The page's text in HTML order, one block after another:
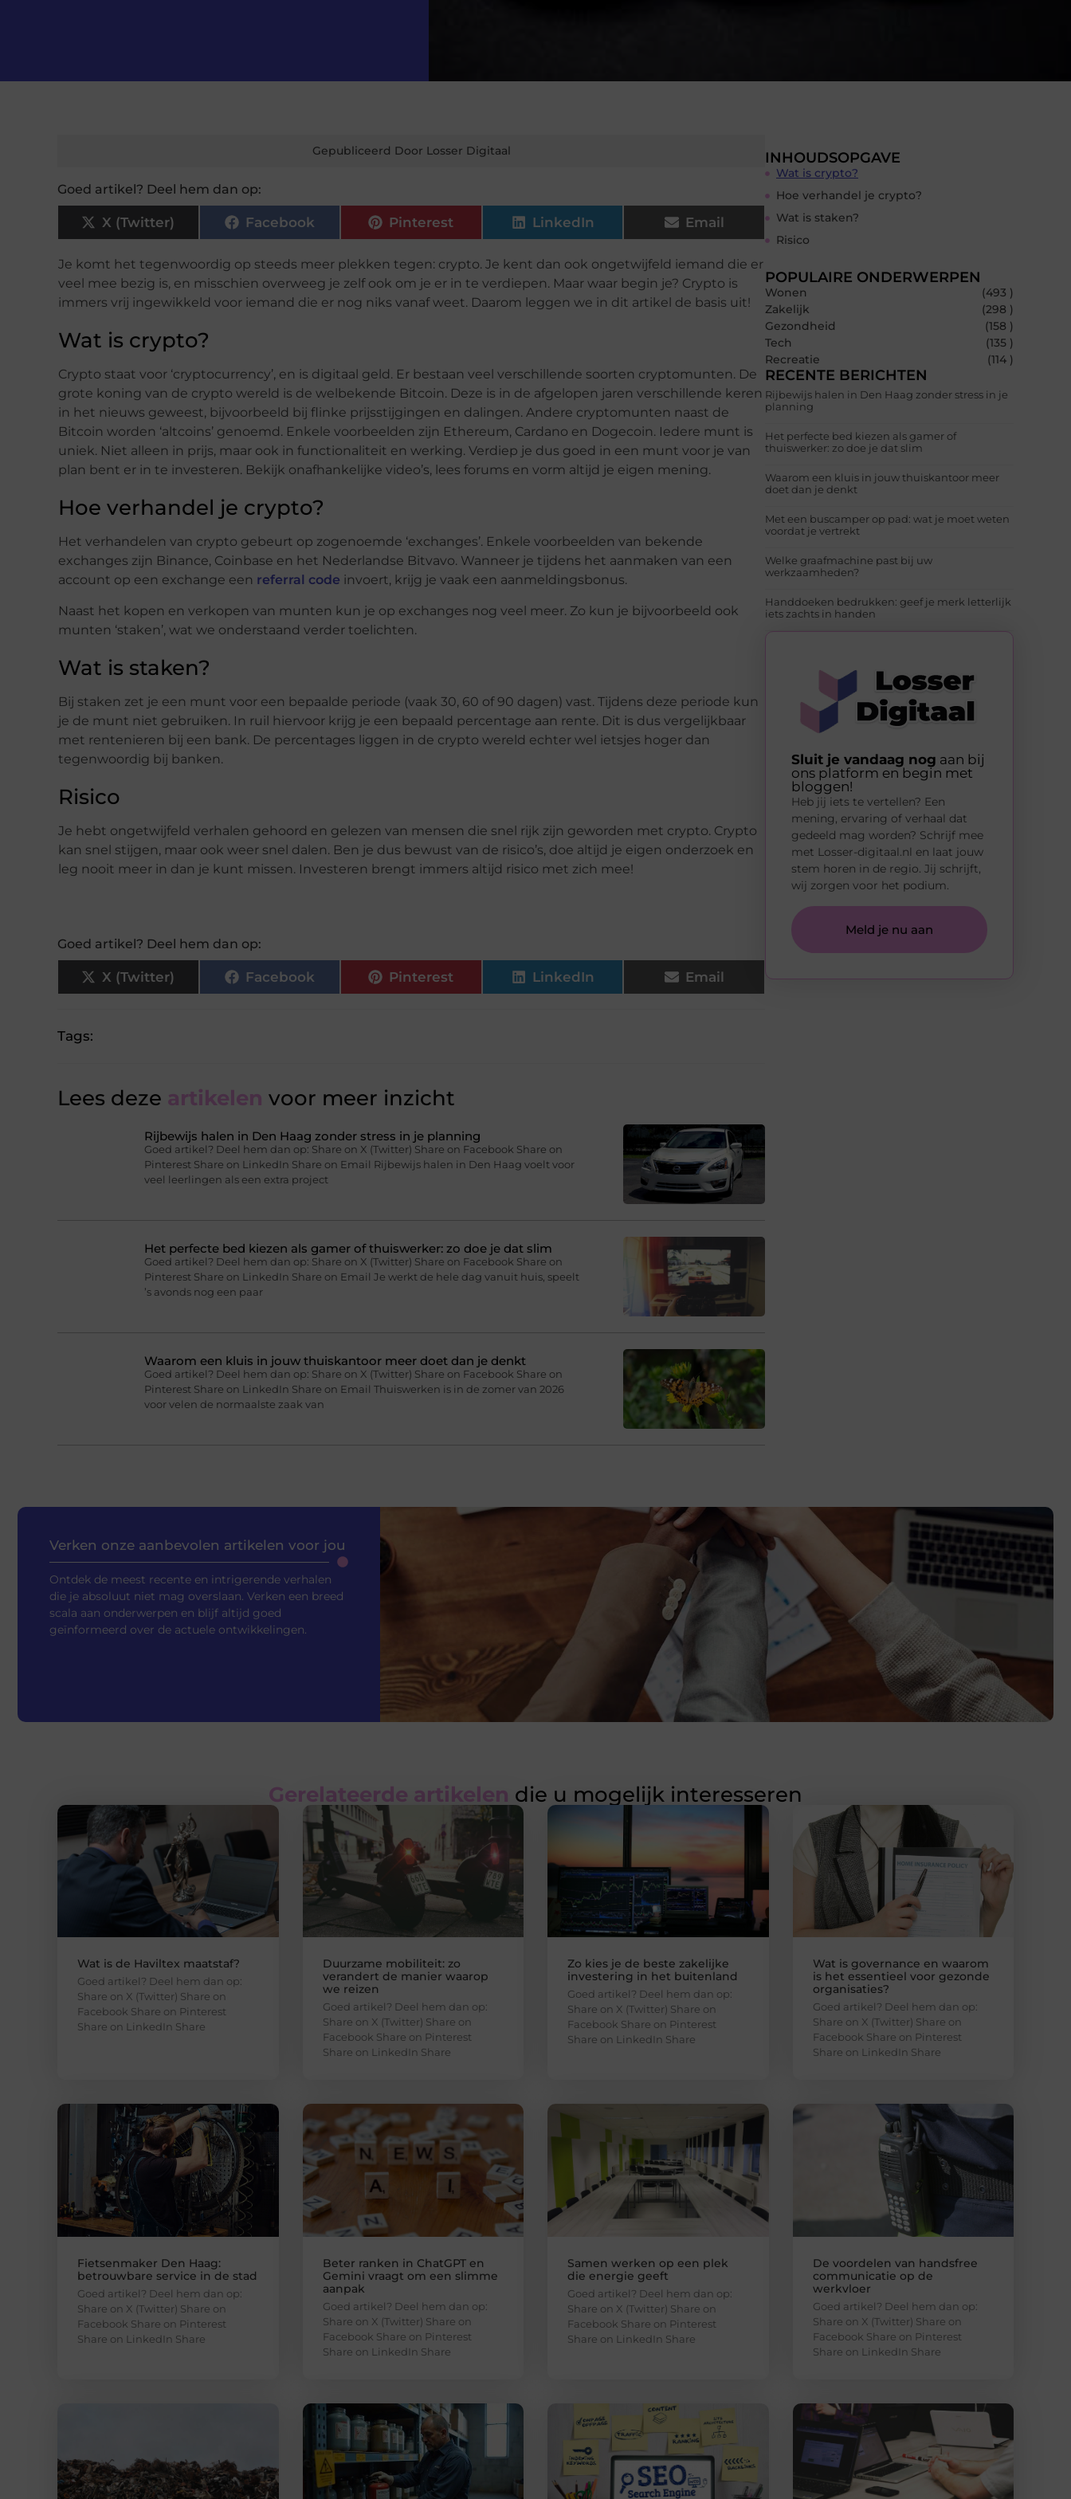
Gepubliceerd Door Losser Digitaal
Goed artikel? Deel hem dan op:
X (Twitter) Facebook Pinterest LinkedIn Email
Je komt het tegenwoordig op steeds meer plekken tegen: crypto. Je kent dan ook ongetwijfeld iemand die er
veel mee bezig is, en misschien overweeg je zelf ook om je er in te verdiepen. Maar waar begin je? Crypto is
immers vrij ingewikkeld voor iemand die er nog niks vanaf weet. Daarom leggen we in dit artikel de basis uit!
Wat is crypto?
Crypto staat voor ‘cryptocurrency’, en is digitaal geld. Er bestaan veel verschillende soorten cryptomunten. De
grote koning van de crypto wereld is de welbekende Bitcoin. Deze is in de afgelopen jaren verschillende keren
in het nieuws geweest, bijvoorbeeld bij flinke prijsstijgingen en dalingen. Andere cryptomunten naast de
Bitcoin worden ‘altcoins’ genoemd. Enkele voorbeelden zijn Ethereum, Cardano en Dogecoin. Iedere munt is
uniek. Niet alleen in prijs, maar ook in functionaliteit en werking. Verdiep je dus goed in een munt voor je van
plan bent er in te investeren. Bekijk onafhankelijke video’s, lees forums en vorm altijd je eigen mening.
Hoe verhandel je crypto?
Het verhandelen van crypto gebeurt op zogenoemde ‘exchanges’. Enkele voorbeelden van bekende
exchanges zijn Binance, Coinbase en het Nederlandse Bitvavo. Wanneer je tijdens het aanmaken van een
account op een exchange een referral code invoert, krijg je vaak een aanmeldingsbonus.
Naast het kopen en verkopen van munten kun je op exchanges nog veel meer. Zo kun je bijvoorbeeld ook
munten ‘staken’, wat we onderstaand verder toelichten.
Wat is staken?
Bij staken zet je een munt voor een bepaalde periode (vaak 30, 60 of 90 dagen) vast. Tijdens deze periode kun
je de munt niet gebruiken. In ruil hiervoor krijg je een bepaald percentage aan rente. Dit is dus vergelijkbaar
met rentenieren bij een bank. De percentages liggen in de crypto wereld echter wel ietsjes hoger dan
tegenwoordig bij banken.
Risico
Je hebt ongetwijfeld verhalen gehoord en gelezen van mensen die snel rijk zijn geworden met crypto. Crypto
kan snel stijgen, maar ook weer snel dalen. Ben je dus bewust van de risico’s, doe altijd je eigen onderzoek en
leg nooit meer in dan je kunt missen. Investeren brengt immers altijd risico met zich mee!
Goed artikel? Deel hem dan op:
X (Twitter) Facebook Pinterest LinkedIn Email
Tags:
Lees deze artikelen voor meer inzicht
Rijbewijs halen in Den Haag zonder stress in je planning
Goed artikel? Deel hem dan op: Share on X (Twitter) Share on Facebook Share on
Pinterest Share on LinkedIn Share on Email Rijbewijs halen in Den Haag voelt voor
veel leerlingen als een extra project
Het perfecte bed kiezen als gamer of thuiswerker: zo doe je dat slim
Goed artikel? Deel hem dan op: Share on X (Twitter) Share on Facebook Share on
Pinterest Share on LinkedIn Share on Email Je werkt de hele dag vanuit huis, speelt
’s avonds nog een paar
Waarom een kluis in jouw thuiskantoor meer doet dan je denkt
Goed artikel? Deel hem dan op: Share on X (Twitter) Share on Facebook Share on
Pinterest Share on LinkedIn Share on Email Thuiswerken is in de zomer van 2026
voor velen de normaalste zaak van
INHOUDSOPGAVE
Wat is crypto?
Hoe verhandel je crypto?
Wat is staken?
Risico
POPULAIRE ONDERWERPEN
Wonen
(493 )
Zakelijk
(298 )
Gezondheid
(158 )
Tech
(135 )
Recreatie
(114 )
RECENTE BERICHTEN
Rijbewijs halen in Den Haag zonder stress in je
planning
Het perfecte bed kiezen als gamer of
thuiswerker: zo doe je dat slim
Waarom een kluis in jouw thuiskantoor meer
doet dan je denkt
Met een buscamper op pad: wat je moet weten
voordat je vertrekt
Welke graafmachine past bij uw
werkzaamheden?
Handdoeken bedrukken: geef je merk letterlijk
iets zachts in handen
Sluit je vandaag nog aan bij
ons platform en begin met
bloggen!
Heb jij iets te vertellen? Een
mening, ervaring of verhaal dat
gedeeld mag worden? Schrijf mee
met Losser-digitaal.nl en laat jouw
stem horen in de regio. Jij schrijft,
wij zorgen voor het podium.
Meld je nu aan
Verken onze aanbevolen artikelen voor jou
Ontdek de meest recente en intrigerende verhalen
die je absoluut niet mag overslaan. Verken een breed
scala aan onderwerpen en blijf altijd goed
geïnformeerd over de actuele ontwikkelingen.
Gerelateerde artikelen die u mogelijk interesseren
Wat is de Haviltex maatstaf?
Goed artikel? Deel hem dan op:
Share on X (Twitter) Share on
Facebook Share on Pinterest
Share on LinkedIn Share
Duurzame mobiliteit: zo
verandert de manier waarop
we reizen
Goed artikel? Deel hem dan op:
Share on X (Twitter) Share on
Facebook Share on Pinterest
Share on LinkedIn Share
Zo kies je de beste zakelijke
investering in het buitenland
Goed artikel? Deel hem dan op:
Share on X (Twitter) Share on
Facebook Share on Pinterest
Share on LinkedIn Share
Wat is governance en waarom
is het essentieel voor gezonde
organisaties?
Goed artikel? Deel hem dan op:
Share on X (Twitter) Share on
Facebook Share on Pinterest
Share on LinkedIn Share
Fietsenmaker Den Haag:
betrouwbare service in de stad
Goed artikel? Deel hem dan op:
Share on X (Twitter) Share on
Facebook Share on Pinterest
Share on LinkedIn Share
Beter ranken in ChatGPT en
Gemini vraagt om een slimme
aanpak
Goed artikel? Deel hem dan op:
Share on X (Twitter) Share on
Facebook Share on Pinterest
Share on LinkedIn Share
Samen werken op een plek
die energie geeft
Goed artikel? Deel hem dan op:
Share on X (Twitter) Share on
Facebook Share on Pinterest
Share on LinkedIn Share
De voordelen van handsfree
communicatie op de
werkvloer
Goed artikel? Deel hem dan op:
Share on X (Twitter) Share on
Facebook Share on Pinterest
Share on LinkedIn Share